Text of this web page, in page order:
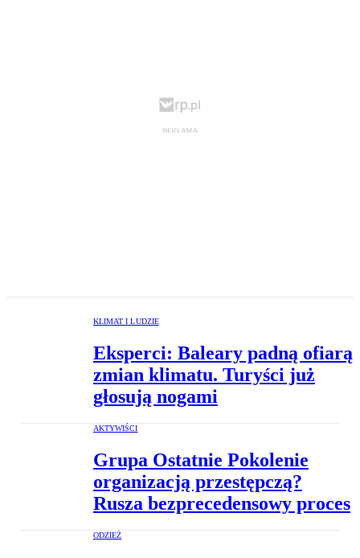
KLIMAT I LUDZIE
Eksperci: Baleary padną ofiarą
zmian klimatu. Turyści już
głosują nogami
AKTYWIŚCI
Grupa Ostatnie Pokolenie
organizacją przestępczą?
Rusza bezprecedensowy proces
ODZIEŻ